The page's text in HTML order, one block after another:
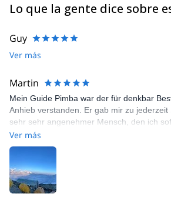
Cook kitchen crew:
Jusbir Tamang Sonam
All climbing guides have summited Everest
Lo que la gente dice sobre
Guy
Ver más
Martin
Mein Guide Pimba war der für denkbar
Anhieb verstanden. Er gab mir zu jederzeit
sehr sehr angenehmer Mensch, den ich
habe. Ich würde mich ihm bis ans Ende der
Ver más